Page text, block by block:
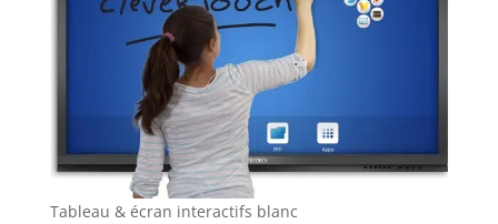
Tableau & écran interactifs blanc